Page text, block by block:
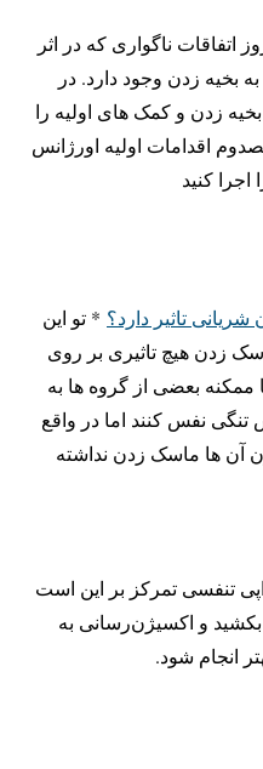
اتفاقات ناگواری که در اثر
بخیه زدن وجود دارد. در
زدن و کمک های اولیه را
اقدامات اولیه اورژانس
اجرا کنید
تاثیر دارد؟ * تو این
زدن هیچ تاثیری بر روی
ممکنه بعضی از گروه ها به
نفس کنند اما در واقع
آن ها ماسک زدن نداشته
تنفسی تمرکز بر این است
و اکسیژن‌رسانی به
انجام شود.